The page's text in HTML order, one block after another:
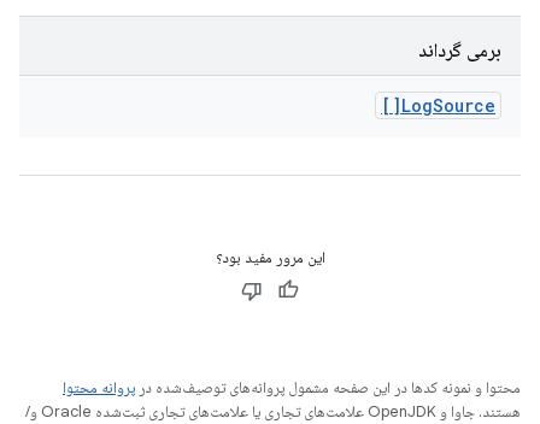
برمی گرداند
LogSource[]
این مرور مفید بود؟
محتوا و نمونه کدها در این صفحه مشمول پروانه‌های توصیف‌شده در پروانه محتوا
هستند. جاوا و OpenJDK علامت‌های تجاری یا علامت‌های تجاری ثبت‌شده Oracle و/